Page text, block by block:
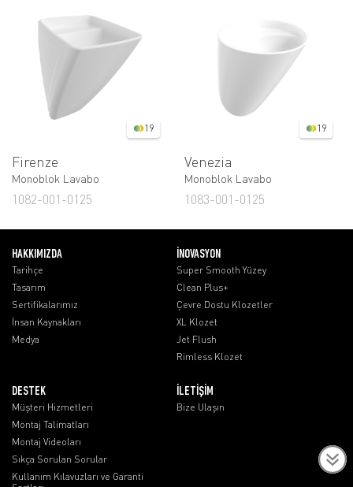
19
Firenze
Monoblok Lavabo
1082-001-0125
19
Venezia
Monoblok Lavabo
1083-001-0125
HAKKIMIZDA
Tarihçe
Tasarım
Sertifikalarımız
İnsan Kaynakları
Medya
İNOVASYON
Super Smooth Yüzey
Clean Plus+
Çevre Dostu Klozetler
XL Klozet
Jet Flush
Rimless Klozet
DESTEK
Müşteri Hizmetleri
Montaj Talimatları
Montaj Videoları
Sıkça Sorulan Sorular
Kullanım Kılavuzları ve Garanti
İLETİŞİM
Bize Ulaşın